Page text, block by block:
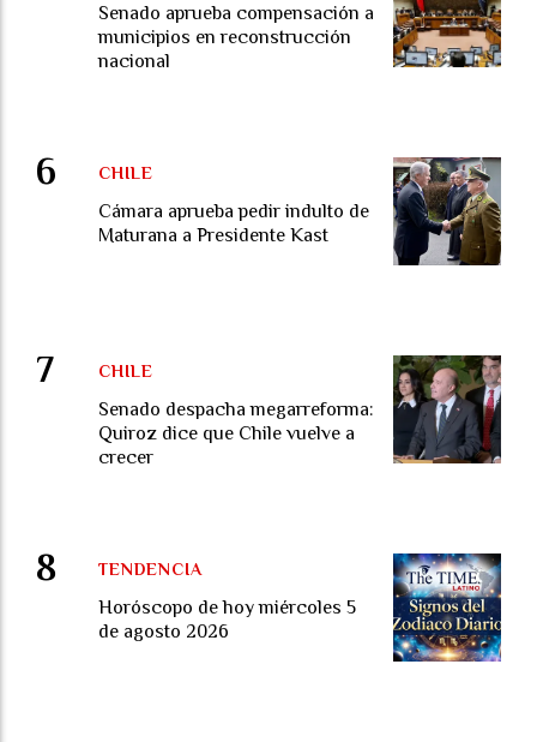
Senado aprueba compensación a
municipios en reconstrucción
nacional
Cámara aprueba pedir indulto de
Maturana a Presidente Kast
CHILE
Senado despacha megarreforma:
Quiroz dice que Chile vuelve a
crecer
CHILE
Horóscopo de hoy miércoles 5
de agosto 2026
TENDENCIA